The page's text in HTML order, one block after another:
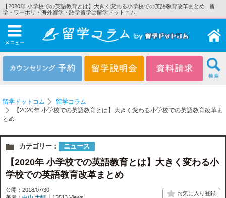
【2020年 小学校での英語教育とは】大きく変わる小学校での英語教育改革まとめ | 留
学・ワーホリ・海外留学・語学留学は留学ドットコム
メニュー
留学ドットコム
留学コラム
【2020年 小学校での英語教育とは】大きく変わる小学校での英語教育改革ま
とめ
カテゴリー： ニュース
【2020年 小学校での英語教育とは】大きく変わる小
学校での英語教育改革まとめ
公開：2018/07/30